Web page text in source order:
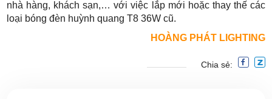
nhà hàng, khách sạn,… với việc lắp mới hoặc thay thế các
loại bóng đèn huỳnh quang T8 36W cũ.
HOÀNG PHÁT LIGHTING
Chia sẻ: